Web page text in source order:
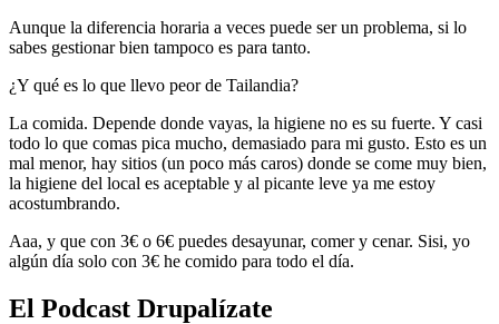
Aunque la diferencia horaria a veces puede ser un problema, si lo
sabes gestionar bien tampoco es para tanto.
¿Y qué es lo que llevo peor de Tailandia?
La comida. Depende donde vayas, la higiene no es su fuerte. Y casi
todo lo que comas pica mucho, demasiado para mi gusto. Esto es un
mal menor, hay sitios (un poco más caros) donde se come muy bien,
la higiene del local es aceptable y al picante leve ya me estoy
acostumbrando.
Aaa, y que con 3€ o 6€ puedes desayunar, comer y cenar. Sisi, yo
algún día solo con 3€ he comido para todo el día.
El Podcast Drupalízate